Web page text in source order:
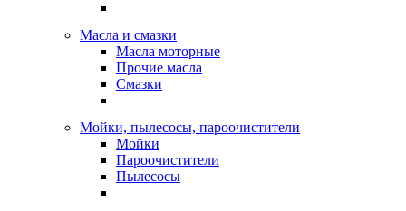
Масла и смазки
Масла моторные
Прочие масла
Смазки
Мойки, пылесосы, пароочистители
Мойки
Пароочистители
Пылесосы